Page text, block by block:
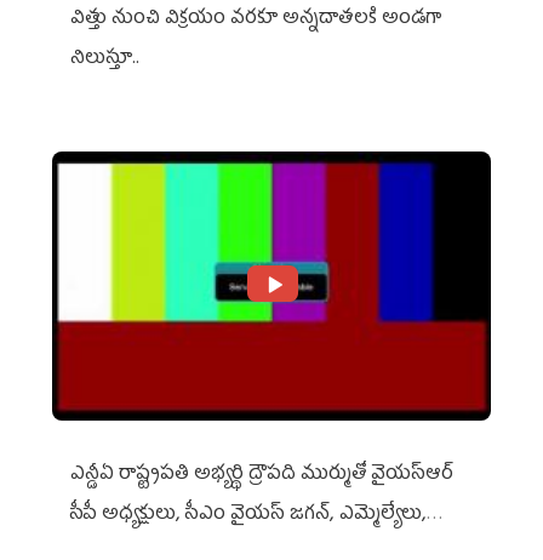
విత్తు నుంచి విక్రయం వరకూ అన్నదాతలకి అండగా
నిలుస్తూ..
ఎన్డీఏ రాష్ట్ర‌ప‌తి అభ్య‌ర్థి ద్రౌప‌ది ముర్ముతో వైయ‌స్ఆర్
సీపీ అధ్య‌క్షులు, సీఎం వైయ‌స్ జ‌గ‌న్, ఎమ్మెల్యేలు,